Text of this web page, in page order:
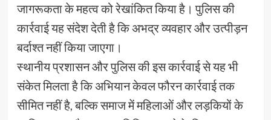
जागरूकता के महत्व को रेखांकित किया है। पुलिस की
कार्रवाई यह संदेश देती है कि अभद्र व्यवहार और उत्पीड़न
बर्दाश्त नहीं किया जाएगा।
स्थानीय प्रशासन और पुलिस की इस कार्रवाई से यह भी
संकेत मिलता है कि अभियान केवल फौरन कार्रवाई तक
सीमित नहीं है, बल्कि समाज में महिलाओं और लड़कियों के